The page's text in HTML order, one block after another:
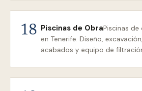
18 Piscinas de ObraPiscinas
en Tenerife. Diseño,
acabados y equipo de